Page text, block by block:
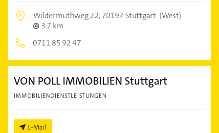
Wildermuthweg 22,70197 Stuttgart (West)
3,7 km
0711 85 92 47
VON POLL IMMOBILIEN Stuttgart
IMMOBILIENDIENSTLEISTUNGEN
E-Mail